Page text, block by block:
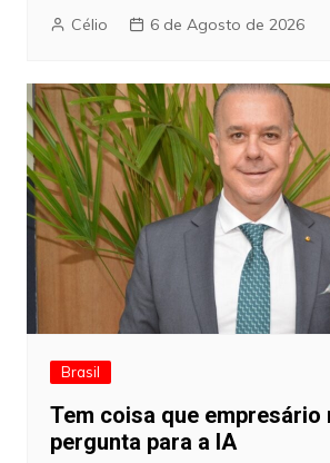
Célio 6 de Agosto de 2026
Brasil
Tem coisa que empresário
pergunta para a IA